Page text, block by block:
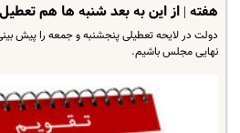
هفته | از این به بعد شنبه ها هم
دولت در لایحه تعطیلی پنجشنبه و جمعه را پیش
نهایی مجلس باشیم.